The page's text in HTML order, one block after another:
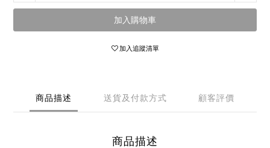
加入購物車
加入追蹤清單
商品描述 送貨及付款方式 顧客評價
商品描述